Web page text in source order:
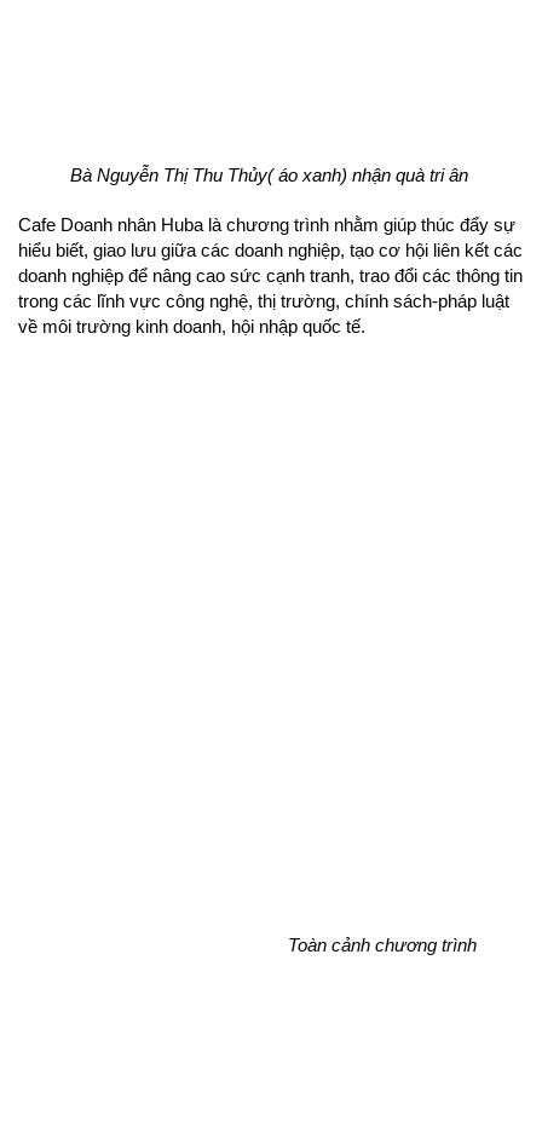
Bà Nguyễn Thị Thu Thủy( áo xanh) nhận quà tri ân
Cafe Doanh nhân Huba là chương trình nhằm giúp thúc đẩy sự
hiểu biết, giao lưu giữa các doanh nghiệp, tạo cơ hội liên kết các
doanh nghiệp để nâng cao sức cạnh tranh, trao đổi các thông tin
trong các lĩnh vực công nghệ, thị trường, chính sách-pháp luật
về môi trường kinh doanh, hội nhập quốc tế.
Toàn cảnh chương trình